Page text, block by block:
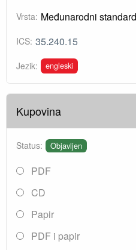
Vrsta: Međunarodni standard
ICS: 35.240.15
Jezik: engleski
Kupovina
Status: Objavljen
PDF
CD
Papir
PDF i papir